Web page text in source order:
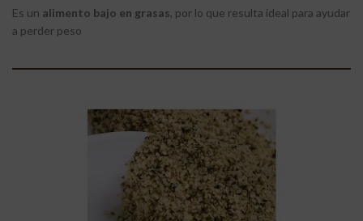
Es un alimento bajo en grasas, por lo que resulta ideal para ayudar
a perder peso